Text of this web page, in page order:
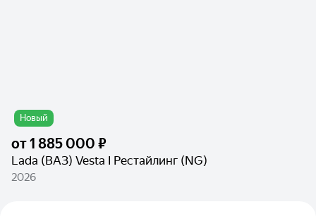
Новый
от1 885 000 ₽
Lada (ВАЗ) Vesta I Рестайлинг (NG)
2026